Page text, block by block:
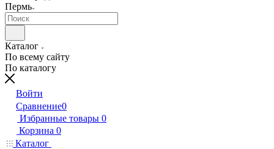
Пермь
Каталог
По всему сайту
По каталогу
Войти
Сравнение0
Избранные товары 0
Корзина 0
Каталог